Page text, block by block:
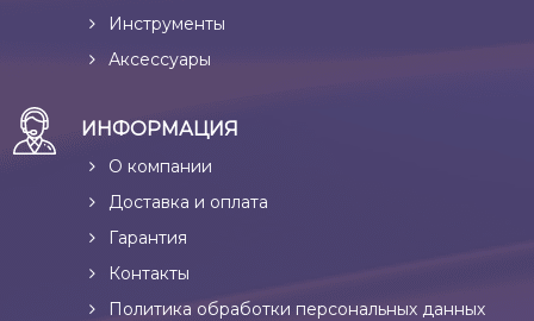
Инструменты
Аксессуары
ИНФОРМАЦИЯ
О компании
Доставка и оплата
Гарантия
Контакты
Политика обработки персональных данных